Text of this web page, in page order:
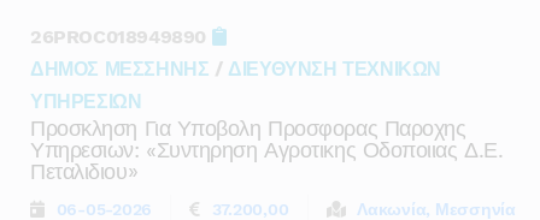
26PROC018949890
ΔΗΜΟΣ ΜΕΣΣΗΝΗΣ / ΔΙΕΥΘΥΝΣΗ ΤΕΧΝΙΚΩΝ
ΥΠΗΡΕΣΙΩΝ
Προσκληση Για Υποβολη Προσφορας Παροχης
Υπηρεσιων: «συντηρηση Αγροτικης Οδοποιιας Δ.ε.
Πεταλιδιου»
06-05-2026 37.200,00 Λακωνία, Μεσσηνία